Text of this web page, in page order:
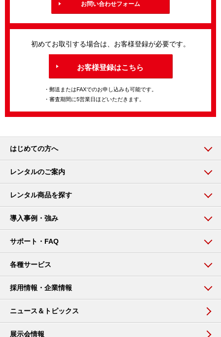
お問い合わせフォーム
初めてお取引する場合は、お客様登録が必要です。
お客様登録はこちら
・郵送またはFAXでのお申し込みも可能です。
・審査期間に5営業日ほどいただきます。
はじめての方へ
レンタルのご案内
レンタル商品を探す
導入事例・強み
サポート・FAQ
各種サービス
採用情報・企業情報
ニュース＆トピックス
展示会情報